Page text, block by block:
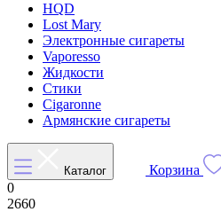
HQD
Lost Mary
Электронные сигареты
Vaporesso
Жидкости
Стики
Cigaronne
Армянские сигареты
Каталог Корзина
0
2660